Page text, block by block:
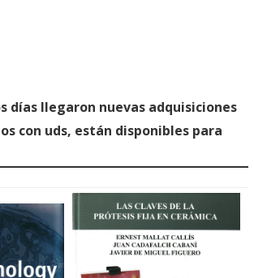
días llegaron nuevas adquisiciones
con uds, están disponibles para